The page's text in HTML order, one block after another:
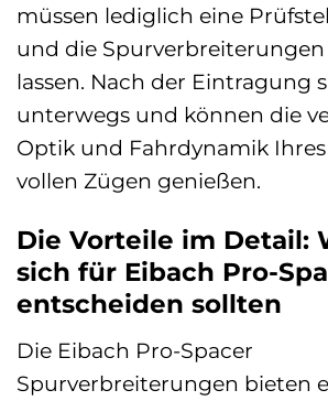
müssen lediglich eine
und die
lassen. Nach der Eintragung
unterwegs und können die
Optik und Fahrdynamik
vollen Zügen genießen.
Die Vorteile im Detail:
sich für Eibach Pro-
entscheiden sollten
Die Eibach Pro-Spacer
Spurverbreiterungen bieten